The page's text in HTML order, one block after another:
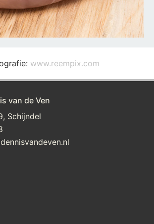
www.reempix.com
van de Ven
Schijndel